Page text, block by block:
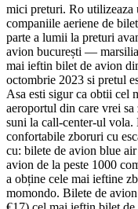
mici preturi. Ro utilizeaza
companiile aeriene de
parte a lumii la preturi
avion bucurești —
mai ieftin bilet de avion
octombrie 2023 si pretul
Asa esti sigur ca obtii cel
aeroportul din care vrei
suni la call-center-ul vola.
confortabile zboruri cu
cu: bilete de avion blue
avion de la peste 1000
a obține cele mai ieftine
momondo. Bilete de